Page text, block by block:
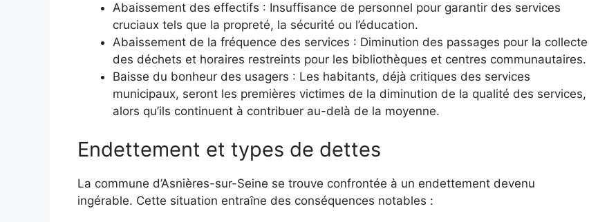
Abaissement des effectifs : Insuffisance de personnel pour garantir des services
cruciaux tels que la propreté, la sécurité ou l’éducation.
Abaissement de la fréquence des services : Diminution des passages pour la collecte
des déchets et horaires restreints pour les bibliothèques et centres communautaires.
Baisse du bonheur des usagers : Les habitants, déjà critiques des services
municipaux, seront les premières victimes de la diminution de la qualité des services,
alors qu’ils continuent à contribuer au-delà de la moyenne.
Endettement et types de dettes
La commune d’Asnières-sur-Seine se trouve confrontée à un endettement devenu
ingérable. Cette situation entraîne des conséquences notables :